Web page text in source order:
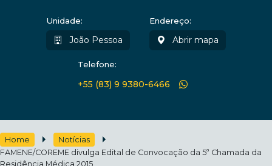
Unidade:
João Pessoa
Endereço:
Abrir mapa
Telefone:
+55 (83) 9 9380-6466
Home
Notícias
FAMENE/COREME divulga Edital de Convocação da 5ª Chamada da
Residência Médica 2015